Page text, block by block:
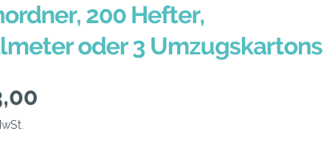
200 Hefter,
oder 3 Umzugskartons